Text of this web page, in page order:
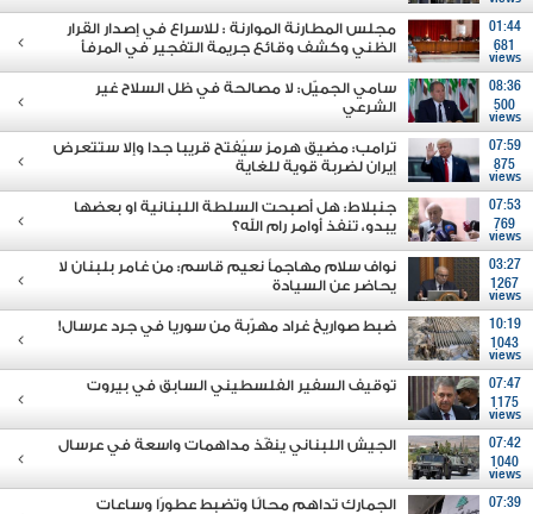
01:44
681
views
مجلس المطارنة الموارنة : للاسراع في إصدار القرار
الظني وكشف وقائع جريمة التفجير في المرفأ
08:36
500
views
سامي الجميّل: لا مصالحة في ظل السلاح غير
الشرعي
07:59
875
views
ترامب: مضيق هرمز سيُفتح قريبا جدا وإلا ستتعرض
إيران لضربة قوية للغاية
07:53
769
views
جنبلاط: هل أصبحت السلطة اللبنانية او بعضها
يبدو، تنفذ أوامر رام الله؟
03:27
1267
views
نواف سلام مهاجماً نعيم قاسم: من غامر بلبنان لا
يحاضر عن السيادة
10:19
1043
views
ضبط صواريخ غراد مهرّبة من سوريا في جرد عرسال!
07:47
1175
views
توقيف السفير الفلسطيني السابق في بيروت
07:42
1040
views
الجيش اللبناني ينفّذ مداهمات واسعة في عرسال
07:39
الجمارك تداهم محالًا وتضبط عطورًا وساعات